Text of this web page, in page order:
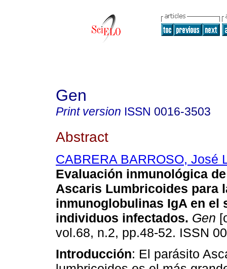
Gen
Print version ISSN 0016-3503
Abstract
CABRERA BARROSO, José
Evaluación inmunológica
Ascaris Lumbricoides para
inmunoglobulinas IgA en el
individuos infectados. Gen
vol.68, n.2, pp.48-52. ISSN
Introducción: El parásito